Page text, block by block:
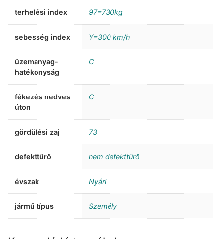
terhelési index 97=730kg
sebesség index Y=300 km/h
üzemanyag-
hatékonyság
C
fékezés nedves
úton
C
gördülési zaj 73
defekttűrő nem defekttűrő
évszak Nyári
jármű típus Személy